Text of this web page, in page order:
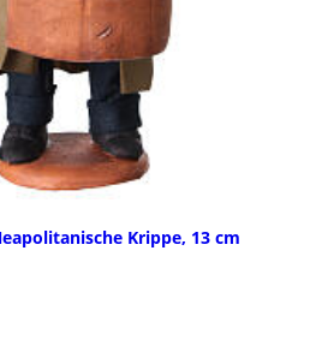
Krippe, 13 cm